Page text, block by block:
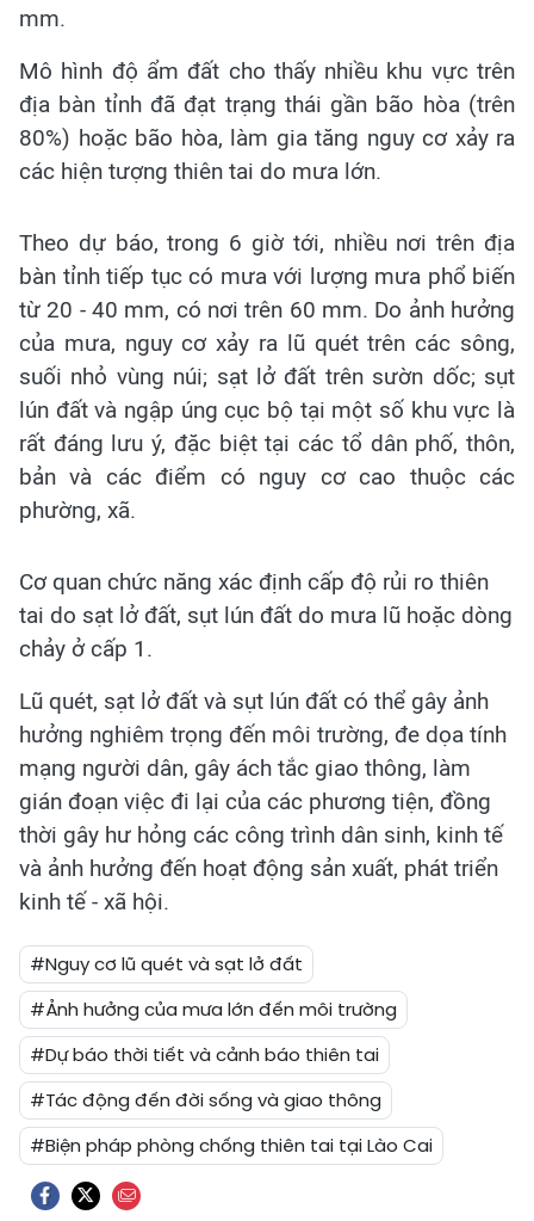
mm.
Mô hình độ ẩm đất cho thấy nhiều khu vực trên
địa bàn tỉnh đã đạt trạng thái gần bão hòa (trên
80%) hoặc bão hòa, làm gia tăng nguy cơ xảy ra
các hiện tượng thiên tai do mưa lớn.
Theo dự báo, trong 6 giờ tới, nhiều nơi trên địa
bàn tỉnh tiếp tục có mưa với lượng mưa phổ biến
từ 20 - 40 mm, có nơi trên 60 mm. Do ảnh hưởng
của mưa, nguy cơ xảy ra lũ quét trên các sông,
suối nhỏ vùng núi; sạt lở đất trên sườn dốc; sụt
lún đất và ngập úng cục bộ tại một số khu vực là
rất đáng lưu ý, đặc biệt tại các tổ dân phố, thôn,
bản và các điểm có nguy cơ cao thuộc các
phường, xã.
Cơ quan chức năng xác định cấp độ rủi ro thiên
tai do sạt lở đất, sụt lún đất do mưa lũ hoặc dòng
chảy ở cấp 1.
Lũ quét, sạt lở đất và sụt lún đất có thể gây ảnh
hưởng nghiêm trọng đến môi trường, đe dọa tính
mạng người dân, gây ách tắc giao thông, làm
gián đoạn việc đi lại của các phương tiện, đồng
thời gây hư hỏng các công trình dân sinh, kinh tế
và ảnh hưởng đến hoạt động sản xuất, phát triển
kinh tế - xã hội.
#Nguy cơ lũ quét và sạt lở đất
#Ảnh hưởng của mưa lớn đến môi trường
#Dự báo thời tiết và cảnh báo thiên tai
#Tác động đến đời sống và giao thông
#Biện pháp phòng chống thiên tai tại Lào Cai